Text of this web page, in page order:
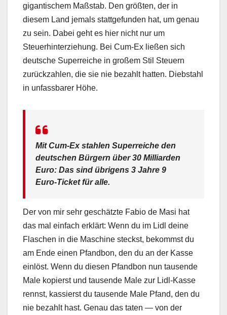
gigantischem Maßstab. Den größten, der in
diesem Land jemals stattgefunden hat, um genau
zu sein. Dabei geht es hier nicht nur um
Steuerhinterziehung. Bei Cum-Ex ließen sich
deutsche Superreiche in großem Stil Steuern
zurückzahlen, die sie nie bezahlt hatten. Diebstahl
in unfassbarer Höhe.
Mit Cum-Ex stahlen Superreiche den
deutschen Bürgern über 30 Milliarden
Euro: Das sind übrigens 3 Jahre 9
Euro-Ticket für alle.
Der von mir sehr geschätzte Fabio de Masi hat
das mal einfach erklärt: Wenn du im Lidl deine
Flaschen in die Maschine steckst, bekommst du
am Ende einen Pfandbon, den du an der Kasse
einlöst. Wenn du diesen Pfandbon nun tausende
Male kopierst und tausende Male zur Lidl-Kasse
rennst, kassierst du tausende Male Pfand, den du
nie bezahlt hast. Genau das taten — von der